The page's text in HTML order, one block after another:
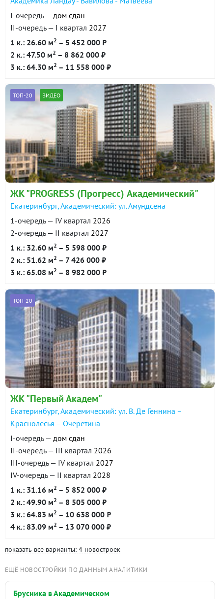
I-очередь — дом сдан
II-очередь — I квартал 2027
1 к.: 26.60 м2 – 5 452 000 ₽
2 к.: 47.50 м2 – 8 862 000 ₽
3 к.: 64.30 м2 – 11 558 000 ₽
ТОП-20 ВИДЕО
ЖК "PROGRESS (Прогресс) Академический"
Екатеринбург, Академический: ул. Амундсена
1-очередь — IV квартал 2026
2-очередь — II квартал 2027
1 к.: 32.60 м2 – 5 598 000 ₽
2 к.: 51.62 м2 – 7 426 000 ₽
3 к.: 65.08 м2 – 8 982 000 ₽
ТОП-20
ЖК "Первый Академ"
Екатеринбург, Академический: ул. В. Де Геннина –
Краснолесья – Очеретина
I-очередь — дом сдан
II-очередь — III квартал 2026
III-очередь — IV квартал 2027
IV-очередь — II квартал 2028
1 к.: 31.16 м2 – 5 852 000 ₽
2 к.: 49.90 м2 – 8 505 000 ₽
3 к.: 64.83 м2 – 10 638 000 ₽
4 к.: 83.09 м2 – 13 070 000 ₽
показать все варианты: 4 новостроек
ЕЩЁ НОВОСТРОЙКИ ПО ДАННЫМ АНАЛИТИКИ
Брусника в Академическом